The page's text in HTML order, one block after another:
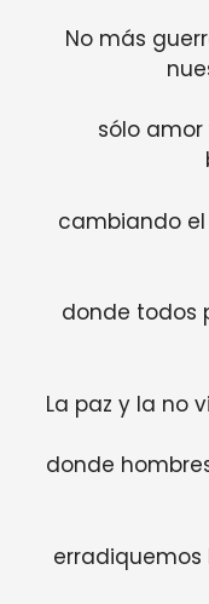
No más
sólo
cambiando
donde todos
La paz y la no
donde
erradiquemos